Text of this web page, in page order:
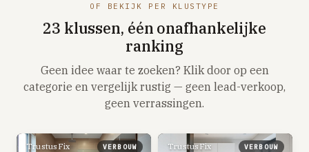
Groepenkast vervangen
Elektra uitbreiden
Volledig overzicht — alle 23 klussen & prijsranges →
23 klussen · publieke ranking
OF BEKIJK PER KLUSTYPE
23 klussen, één onafhankelijke
ranking
Geen idee waar te zoeken? Klik door op een
categorie en vergelijk rustig — geen lead-verkoop,
geen verrassingen.
TrustusFix VERBOUW TrustusFix VERBOUW